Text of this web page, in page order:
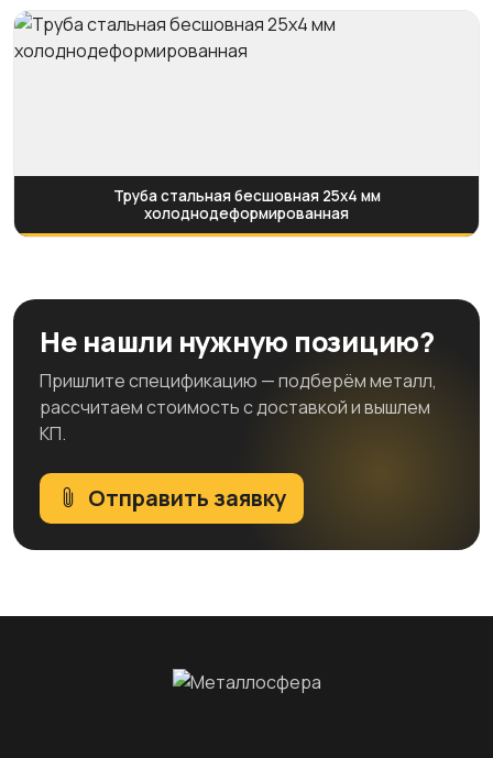
Труба стальная бесшовная 25х4 мм
холоднодеформированная
Не нашли нужную позицию?
Пришлите спецификацию — подберём металл,
рассчитаем стоимость с доставкой и вышлем
КП.
Отправить заявку